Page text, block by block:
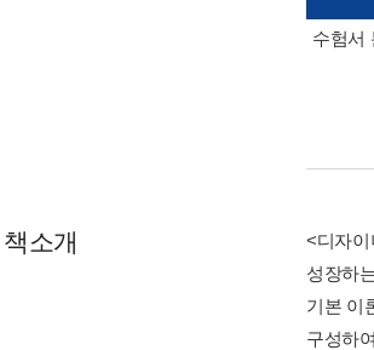
수험서
책소개
<디자이
성장하
기본 이
구성하